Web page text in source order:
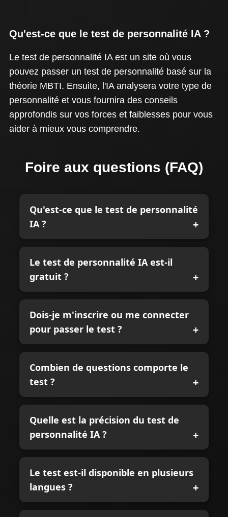
Qu'est-ce que le test de personnalité IA ?
Le test de personnalité IA est un site où vous
pouvez passer un test de personnalité basé sur la
théorie MBTI. Ensuite, l'IA analysera votre type de
personnalité et vous fournira des conseils
approfondis sur vos forces et faiblesses pour vous
aider à mieux vous comprendre.
Foire aux questions (FAQ)
Qu'est-ce que le test de personnalité
IA ?
Le test de personnalité IA est-il
gratuit ?
Dois-je m'inscrire ou me connecter
pour passer le test ?
Combien de questions comporte le
test ?
Quelle est la précision du test de
personnalité IA ?
Le test est-il disponible en plusieurs
langues ?